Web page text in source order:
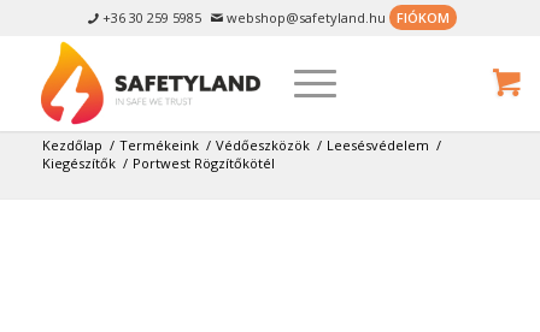
 +36 30 259 5985  webshop@safetyland.hu FIÓKOM
Kezdőlap / Termékeink / Védőeszközök / Leesésvédelem /
Kiegészítők / Portwest Rögzítőkötél